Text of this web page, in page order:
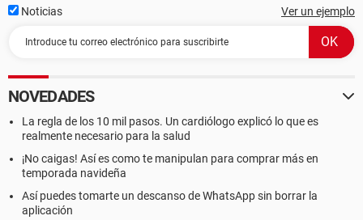
Noticias Ver un ejemplo
NOVEDADES
La regla de los 10 mil pasos. Un cardiólogo explicó lo que es
realmente necesario para la salud
¡No caigas! Así es como te manipulan para comprar más en
temporada navideña
Así puedes tomarte un descanso de WhatsApp sin borrar la
aplicación